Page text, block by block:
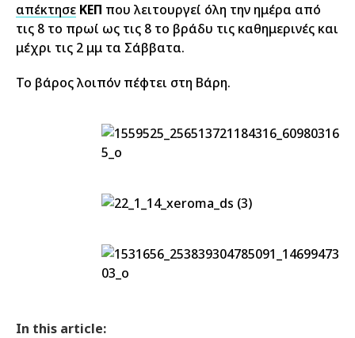
απέκτησε ΚΕΠ που λειτουργεί όλη την ημέρα από
τις 8 το πρωί ως τις 8 το βράδυ τις καθημερινές και
μέχρι τις 2 μμ τα Σάββατα.
Το βάρος λοιπόν πέφτει στη Βάρη.
In this article: